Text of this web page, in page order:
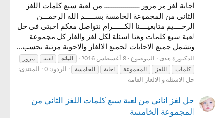
اجابة لغز مر مرور ــــــــــــــــــ من لعبة سبع كلمات اللغز
الثانى من المجموعة الخامسة بســـــم الله الرحمـــن
الرحــــيم متابعيــــنا الكــــــرام نتواصل معكم احبتى فى حل
لعبة سبع كلمات وهنا اسئلة لكل لغز والغاز كل مجموعة
وتشمل جميع الاجابات لجميع الالغاز والاجوبة مرتبة بحسب...
الدكتورة هدى الموضوع 8 أغسطس 2016 الباند لعبة
مرور
كلمات
اللغز المجموعة اجابة الخامسة الردود: 0
المنتدى:
حل الاسئلة و الالغاز العامة
حل لغز انانى من لعبة سبع كلمات اللغز الثانى من
المجموعة الخامسة